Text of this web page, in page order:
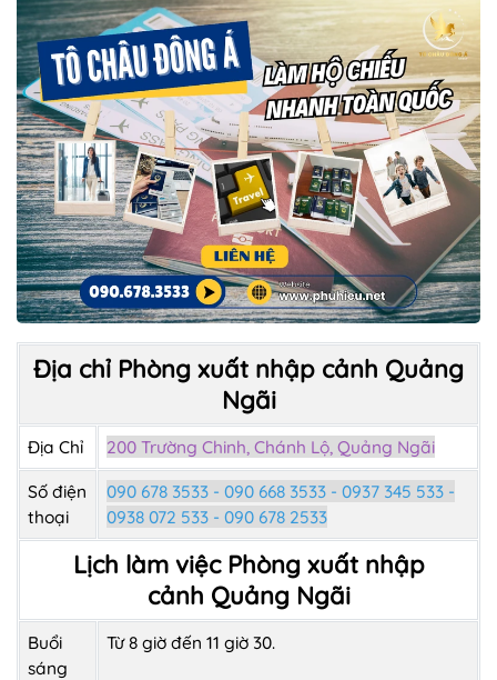
Địa chỉ Phòng xuất nhập cảnh Quảng
Ngãi
Địa Chỉ
200 Trường Chinh, Chánh Lộ, Quảng Ngãi
Số điện
thoại
090 678 3533 - 090 668 3533 - 0937 345 533 -
0938 072 533 - 090 678 2533
Lịch làm việc Phòng xuất nhập
cảnh Quảng Ngãi
Buổi
sáng
Từ 8 giờ đến 11 giờ 30.